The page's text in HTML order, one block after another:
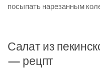
посыпать нарезанным
Салат из
— рецпт